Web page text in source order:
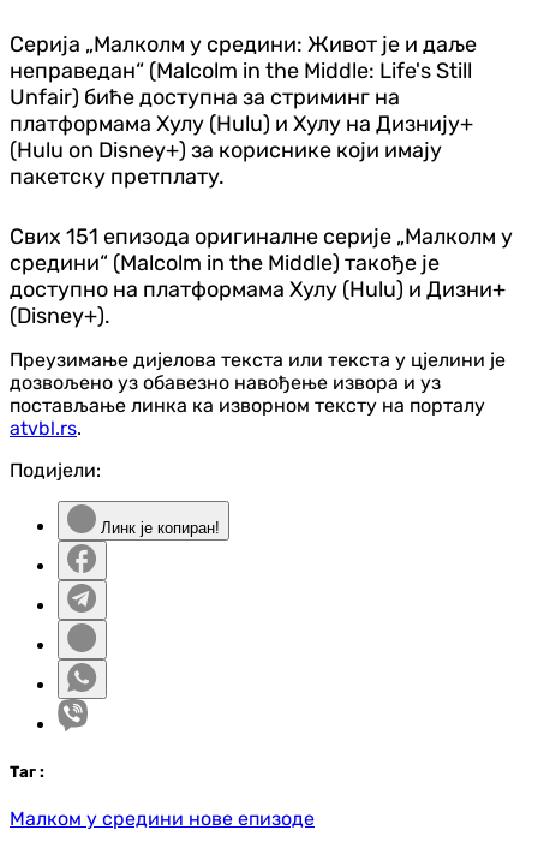
Серија „Малколм у средини: Живот је и даље
неправедан“ (Malcolm in the Middle: Life's Still
Unfair) биће доступна за стриминг на
платформама Хулу (Hulu) и Хулу на Дизнију+
(Hulu on Disney+) за кориснике који имају
пакетску претплату.
Свих 151 епизода оригиналне серије „Малколм у
средини“ (Malcolm in the Middle) такође је
доступно на платформама Хулу (Hulu) и Дизни+
(Disney+).
Преузимање дијелова текста или текста у цјелини је
дозвољено уз обавезно навођење извора и уз
постављање линка ка изворном тексту на порталу
atvbl.rs.
Подијели:
Линк је копиран!
Таг :
Малком у средини нове епизоде